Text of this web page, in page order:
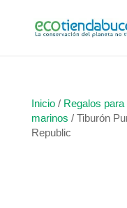
Inicio/ Regalos
marinos / Tiburón
Republic